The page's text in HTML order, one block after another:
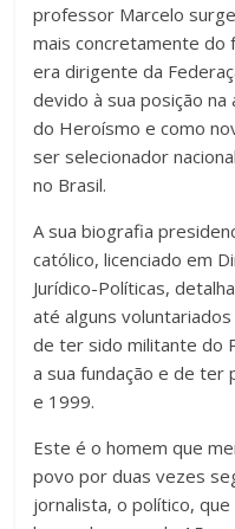
professor Marcelo
mais concretamente do
era dirigente da
devido à sua posição
do Heroísmo e como
ser selecionador
no Brasil.
A sua biografia
católico, licenciado em
Jurídico-Políticas,
até alguns
de ter sido militante do
a sua fundação e de
e 1999.
Este é o homem que
povo por duas vezes
jornalista, o político,